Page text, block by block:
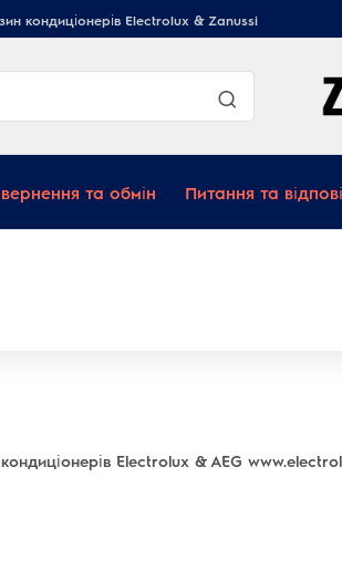
кондиціонерів Electrolux & Zanussi
та обмін Питання та
Electrolux & AEG